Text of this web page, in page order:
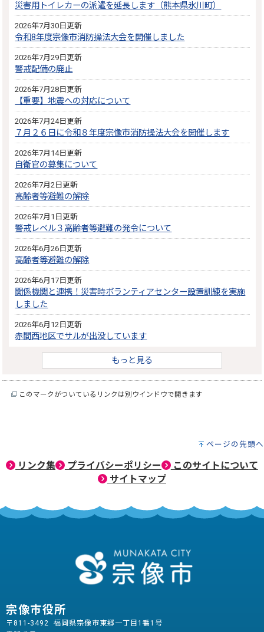
災害用トイレカーの派遣を延長します（熊本県氷川町）
2026年7月30日更新
令和8年度宗像市消防操法大会を開催しました
2026年7月29日更新
警戒配備の廃止
2026年7月28日更新
【重要】地震への対応について
2026年7月24日更新
７月２６日に令和８年度宗像市消防操法大会を開催します
2026年7月14日更新
自衛官の募集について
2026年7月2日更新
高齢者等避難の解除
2026年7月1日更新
警戒レベル３高齢者等避難の発令について
2026年6月26日更新
高齢者等避難の解除
2026年6月17日更新
関係機関と連携！災害時ボランティアセンター設置訓練を実施
しました
2026年6月12日更新
赤間西地区でサルが出没しています
もっと見る
このマークがついているリンクは別ウインドウで開きます
ページの先頭へ
リンク集 プライバシーポリシー
このサイトについて
サイトマップ
宗像市役所
〒811-3492 福岡県宗像市東郷一丁目1番1号